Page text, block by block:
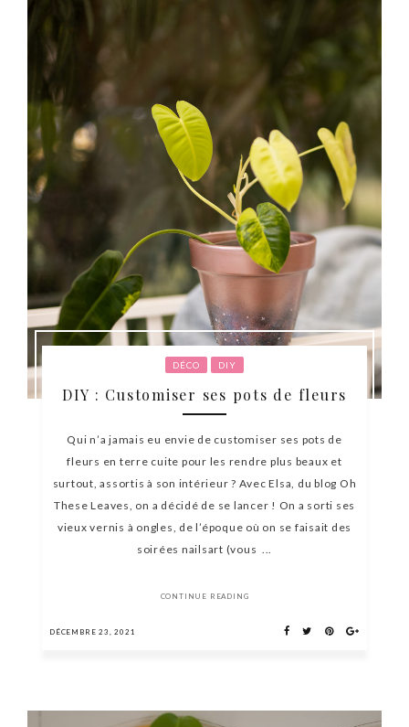
DÉCO DIY
DIY : Customiser ses pots de fleurs
Qui n’a jamais eu envie de customiser ses pots de
fleurs en terre cuite pour les rendre plus beaux et
surtout, assortis à son intérieur ? Avec Elsa, du blog Oh
These Leaves, on a décidé de se lancer ! On a sorti ses
vieux vernis à ongles, de l’époque où on se faisait des
soirées nailsart (vous ...
CONTINUE READING
DÉCEMBRE 23, 2021